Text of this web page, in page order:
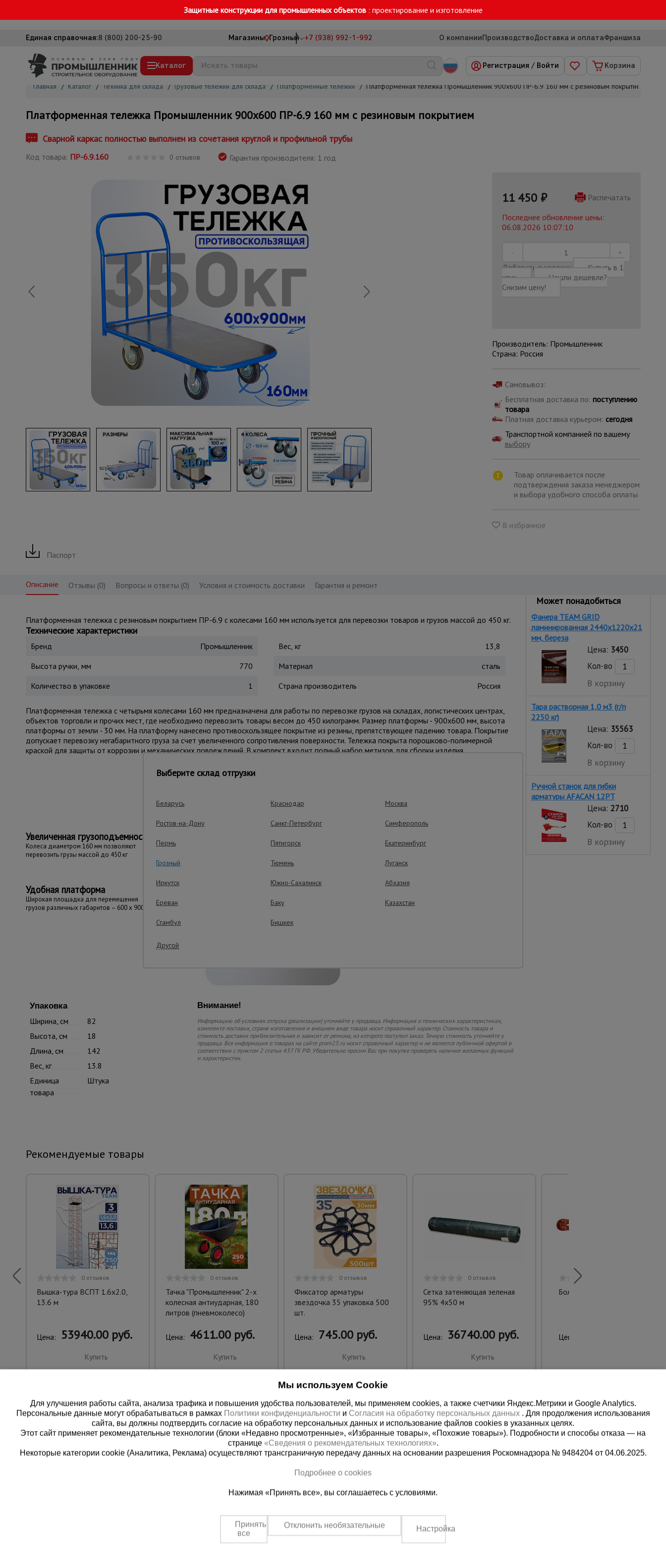
Защитные конструкции для промышленных объектов : проектирование и изготовление
Единая справочная:8 (800) 200-25-90 Магазины Грозный +7 (938) 992-1-992 О компанииПроизводствоДоставка и оплатаФраншиза
Каталог
Вышки-туры
Сетка, тенты, брезенты
Грузоподъемное оборудование
Мусоропровод строительный
Фанера ламинированная
Опалубка
Вибротехника для строительства
Оборудование для работы с арматурой
Оборудование для бетонных работ
Техника для склада
Тачки строительные и садовые
Лестницы и стремянки
Штукатурные комплекты
Тепловые пушки
всех
Регистрация / Войти Корзина
Главная / Каталог / Техника для склада / Грузовые тележки для склада / Платформенные тележки / Платформенная тележка Промышленник 900х600 ПР-6.9 160 мм с резиновым покрытием
Платформенная тележка Промышленник 900х600 ПР-6.9 160 мм с резиновым покрытием
Сварной каркас полностью выполнен из сочетания круглой и профильной трубы
Код товара: ПР-6.9.160 0 отзывов Гарантия производителя: 1 год
11 450 ₽
Распечатать
Последнее обновление цены:
06.08.2026 10:07:10
Добавить в корзину
Купить в 1
клик
Нашли дешевле?
Снизим цену!
Производитель: Промышленник
Страна: Россия
Самовывоз:
Бесплатная доставка по: поступлению
товара
Платная доставка курьером: сегодня
Транспортной компанией по вашему
выбору
Товар оплачивается после
подтверждения заказа менеджером
и выбора удобного способа оплаты
В избранное
Паспорт
Описание Отзывы (0) Вопросы и ответы (0) Условия и стоимость доставки Гарантия и ремонт
Платформенная тележка с резиновым покрытием ПР-6.9 с колесами 160 мм используется для перевозки товаров и грузов массой до 450 кг.
Технические характеристики
Бренд
Промышленник
Высота ручки, мм
770
Количество в упаковке
1
Вес, кг
13,8
Материал
сталь
Страна производитель
Россия
Платформенная тележка с четырьмя колесами 160 мм предназначена для работы по перевозке грузов на складах, логистических центрах,
объектов торговли и прочих мест, где необходимо перевозить товары весом до 450 килограмм. Размер платформы - 900х600 мм, высота
платформы от земли - 30 мм. На платформу нанесено противоскользящее покрытие из резины, препятствующее падению товара. Покрытие
допускает перевозку негабаритного груза за счет увеличенного сопротивления поверхности. Тележка покрыта порошково-полимерной
краской для защиты от коррозии и механических повреждений. В комплект входит полный набор метизов для сборки изделия.
Важные преимущества – эффективная работа
Увеличенная грузоподъемность
Колеса диаметром 160 мм позволяют
перевозить грузы массой до 450 кг
Удобная платформа
Широкая площадка для перемещения
грузов различных габаритов – 600 x 900 мм
2 поворотных и 2 неповоротных колеса в
Особое покрытие
На платформу нанесено резиновое
покрытие, препятствующее смещению и
Упаковка
Ширина, см
82
Высота, см
18
Длина, см
142
Вес, кг
13.8
Единица
товара
Штука
Внимание!
Информацию об условиях отпуска (реализации) уточняйте у продавца. Информация о технических характеристиках,
комплекте поставки, стране изготовления и внешнем виде товара носит справочный характер. Стоимость товара и
стоимость доставки приблизительная и зависит от региона, из которого поступил заказ. Точную стоимость уточняйте у
продавца. Вся информация о товарах на сайте prom23.ru носит справочный характер и не является публичной офертой в
соответствии с пунктом 2 статьи 437 ГК РФ. Убедительно просим Вас при покупке проверять наличие желаемых функций
и характеристик.
Может понадобиться
Фанера TEAM GRID
ламинированная 2440х1220х21
мм, береза
Цена: 3450
Кол-во
В корзину
Тара растворная 1,0 м3 (г/п
2250 кг)
Цена: 35563
Кол-во
В корзину
Ручной станок для гибки
арматуры AFACAN 12PT
Цена: 2710
Кол-во
В корзину
Рекомендуемые товары
0 отзывов
Вышка-тура ВСПT 1.6х2.0,
13.6 м
Цена: 53940.00 руб.
Купить
0 отзывов
Тачка "Промышленник" 2-х
колесная антиударная, 180
литров (пневмоколесо)
Цена: 4611.00 руб.
Купить
0 отзывов
Фиксатор арматуры
звездочка 35 упаковка 500
шт.
Цена: 745.00 руб.
Купить
0 отзывов
Сетка затеняющая зеленая
95% 4х50 м
Цена: 36740.00 руб.
Купить
Болторез SD 12B
Цена:
8 (800) 200-25-90
бесплатно по России
+7 (938) 992-1-992
Пн-Пт: с 9:00 до 17:30,
Выберите склад отгрузки
Беларусь Краснодар Москва
Ростов-на-Дону Санкт-Петербург Симферополь
Пермь Пятигорск Екатеринбург
Грозный Тюмень Луганск
Иркутск Южно-Сахалинск Абхазия
Ереван Баку Казахстан
Стамбул Бишкек
Другой
Мы используем Cookie
Для улучшения работы сайта, анализа трафика и повышения удобства пользователей, мы применяем cookies, а также счетчики Яндекс.Метрики и Google Analytics.
Персональные данные могут обрабатываться в рамках Политики конфиденциальности и Согласия на обработку персональных данных . Для продолжения использования
сайта, вы должны подтвердить согласие на обработку персональных данных и использование файлов cookies в указанных целях.
Этот сайт применяет рекомендательные технологии (блоки «Недавно просмотренные», «Избранные товары», «Похожие товары»). Подробности и способы отказа — на
странице «Сведения о рекомендательных технологиях».
Некоторые категории cookie (Аналитика, Реклама) осуществляют трансграничную передачу данных на основании разрешения Роскомнадзора № 9484204 от 04.06.2025.
Подробнее о cookies
Нажимая «Принять все», вы соглашаетесь с условиями.
Принять
все
Отклонить необязательные Настройка